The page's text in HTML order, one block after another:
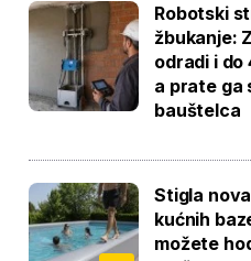
Robotski
žbukanje:
odradi i
a prate ga
bauštelca
Stigla
kućnih
možete